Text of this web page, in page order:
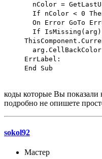
nColor =
If nColor < 0
On Error GoTo
If IsMissing(arg)
ErrLabel:
End Sub
коды которые Вы показали
подробно не опишете
sokol92
Мастер